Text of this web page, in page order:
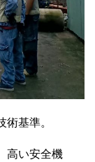
基準。
高い安全機